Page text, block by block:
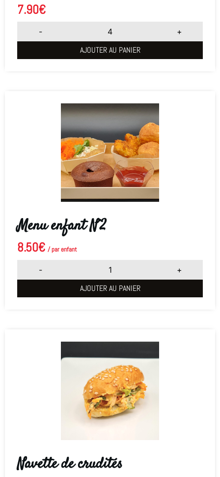
7.90€
- +
AJOUTER AU PANIER
Menu enfant N°2
8.50€ / par enfant
- +
AJOUTER AU PANIER
Navette de crudités